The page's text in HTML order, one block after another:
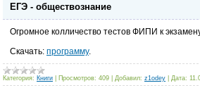
ЕГЭ - обществознание
Огромное колличество тестов ФИПИ к
Скачать: программу.
Категория: Книги Просмотров: 409 Добавил: z1odey Дата: